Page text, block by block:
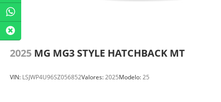
2025 MG MG3 STYLE HATCHBACK MT
VIN: LSJWP4U96SZ056852Valores:2025Modelo:25